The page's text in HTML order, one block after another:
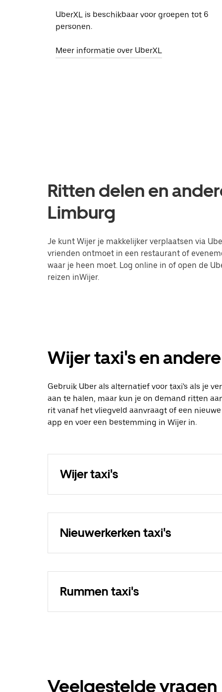
UberXL is beschikbaar voor groepen tot 6
personen.
Meer informatie over UberXL
Ritten delen en
Limburg
Je kunt Wijer je makkelijker verplaatsen via
vrienden ontmoet in een restaurant of
waar je heen moet. Log online in of open de
reizen inWijer.
Wijer taxi's en
Gebruik Uber als alternatief voor taxi's als je
aan te halen, maar kun je on demand ritten
rit vanaf het vliegveld aanvraagt of een
app en voer een bestemming in Wijer in.
Wijer taxi's
Nieuwerkerken taxi's
Rummen taxi's
Veelgestelde vragen